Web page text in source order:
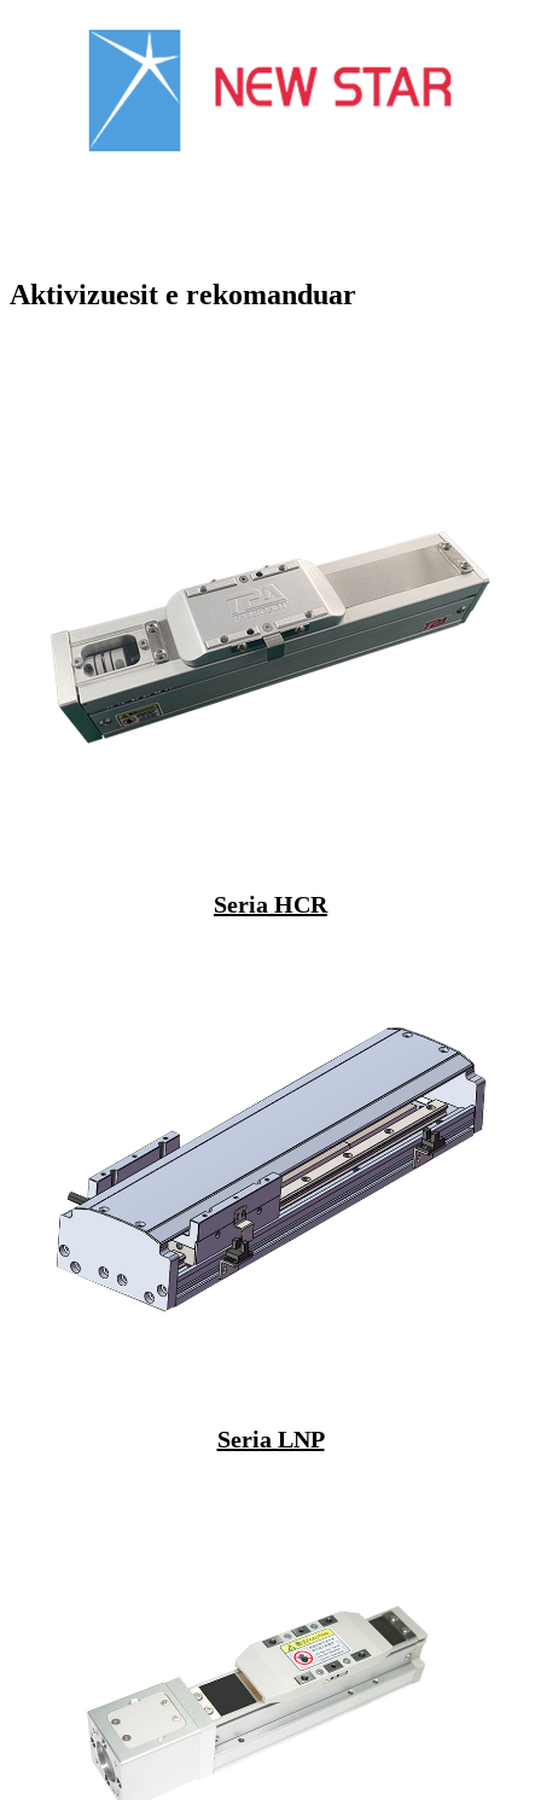
Aktivizuesit e rekomanduar
Seria HCR
Seria LNP